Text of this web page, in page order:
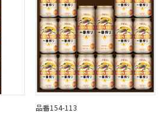
品番154-113